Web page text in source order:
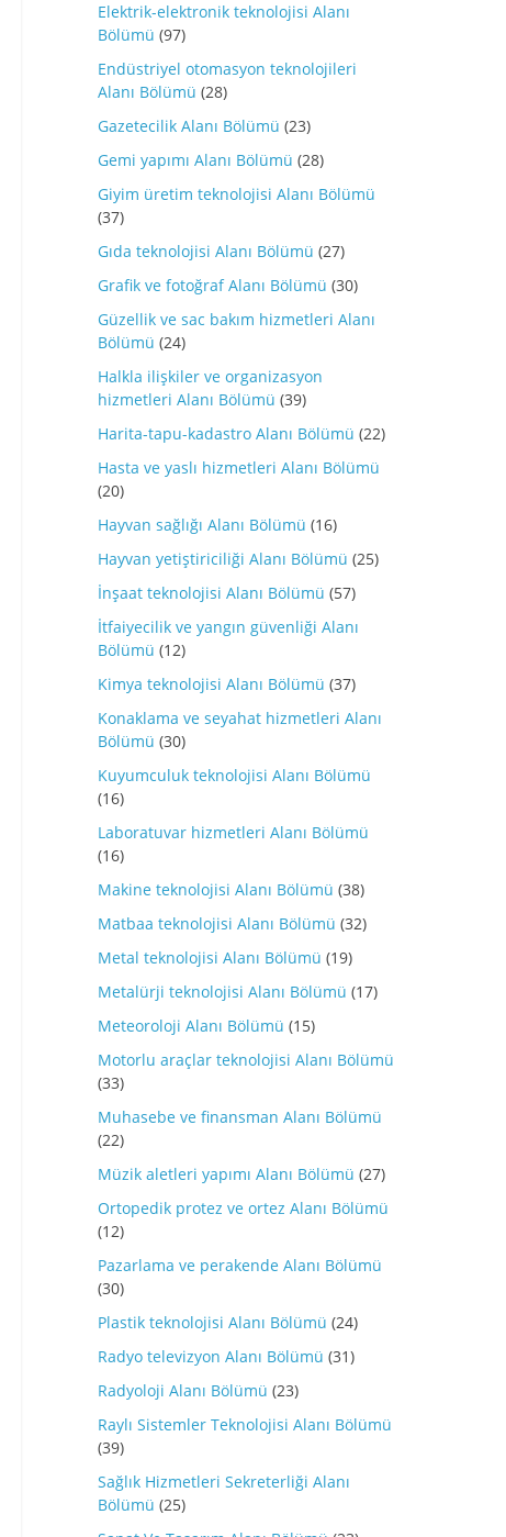
Elektrik-elektronik teknolojisi Alanı
Bölümü (97)
Endüstriyel otomasyon teknolojileri
Alanı Bölümü (28)
Gazetecilik Alanı Bölümü (23)
Gemi yapımı Alanı Bölümü (28)
Giyim üretim teknolojisi Alanı Bölümü
(37)
Gıda teknolojisi Alanı Bölümü (27)
Grafik ve fotoğraf Alanı Bölümü (30)
Güzellik ve sac bakım hizmetleri Alanı
Bölümü (24)
Halkla ilişkiler ve organizasyon
hizmetleri Alanı Bölümü (39)
Harita-tapu-kadastro Alanı Bölümü (22)
Hasta ve yaslı hizmetleri Alanı Bölümü
(20)
Hayvan sağlığı Alanı Bölümü (16)
Hayvan yetiştiriciliği Alanı Bölümü (25)
İnşaat teknolojisi Alanı Bölümü (57)
İtfaiyecilik ve yangın güvenliği Alanı
Bölümü (12)
Kimya teknolojisi Alanı Bölümü (37)
Konaklama ve seyahat hizmetleri Alanı
Bölümü (30)
Kuyumculuk teknolojisi Alanı Bölümü
(16)
Laboratuvar hizmetleri Alanı Bölümü
(16)
Makine teknolojisi Alanı Bölümü (38)
Matbaa teknolojisi Alanı Bölümü (32)
Metal teknolojisi Alanı Bölümü (19)
Metalürji teknolojisi Alanı Bölümü (17)
Meteoroloji Alanı Bölümü (15)
Motorlu araçlar teknolojisi Alanı Bölümü
(33)
Muhasebe ve finansman Alanı Bölümü
(22)
Müzik aletleri yapımı Alanı Bölümü (27)
Ortopedik protez ve ortez Alanı Bölümü
(12)
Pazarlama ve perakende Alanı Bölümü
(30)
Plastik teknolojisi Alanı Bölümü (24)
Radyo televizyon Alanı Bölümü (31)
Radyoloji Alanı Bölümü (23)
Raylı Sistemler Teknolojisi Alanı Bölümü
(39)
Sağlık Hizmetleri Sekreterliği Alanı
Bölümü (25)